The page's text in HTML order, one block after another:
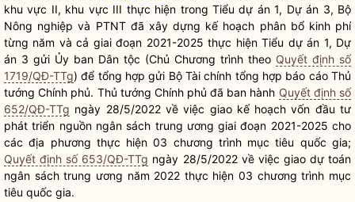
khu vực II, khu vực III thực hiện trong Tiểu dự án 1, Dự án 3, Bộ
Nông nghiệp và PTNT đã xây dựng kế hoạch phân bổ kinh phí
từng năm và cả giai đoạn 2021-2025 thực hiện Tiểu dự án 1, Dự
án 3 gửi Ủy ban Dân tộc (Chủ Chương trình theo Quyết định số
1719/QĐ-TTg) để tổng hợp gửi Bộ Tài chính tổng hợp báo cáo Thủ
tướng Chính phủ. Thủ tướng Chính phủ đã ban hành Quyết định số
652/QĐ-TTg ngày 28/5/2022 về việc giao kế hoạch vốn đầu tư
phát triển nguồn ngân sách trung ương giai đoạn 2021-2025 cho
các địa phương thực hiện 03 chương trình mục tiêu quốc gia;
Quyết định số 653/QĐ-TTg ngày 28/5/2022 về việc giao dự toán
ngân sách trung ương năm 2022 thực hiện 03 chương trình mục
tiêu quốc gia.